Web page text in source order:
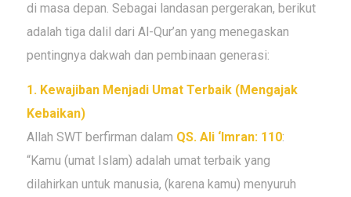
di masa depan. Sebagai landasan pergerakan, berikut
adalah tiga dalil dari Al-Qur’an yang menegaskan
pentingnya dakwah dan pembinaan generasi:
1. Kewajiban Menjadi Umat Terbaik (Mengajak
Kebaikan)
Allah SWT berfirman dalam QS. Ali ‘Imran: 110:
“Kamu (umat Islam) adalah umat terbaik yang
dilahirkan untuk manusia, (karena kamu) menyuruh